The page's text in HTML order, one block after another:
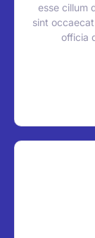
esse cillum
sint
officia